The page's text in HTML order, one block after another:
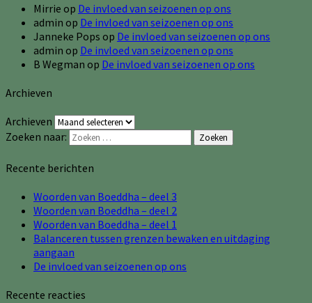
Mirrie op De invloed van seizoenen op ons
admin op De invloed van seizoenen op ons
Janneke Pops op De invloed van seizoenen op ons
admin op De invloed van seizoenen op ons
B Wegman op De invloed van seizoenen op ons
Archieven
Archieven
Zoeken naar:
Zoeken
Recente berichten
Woorden van Boeddha – deel 3
Woorden van Boeddha – deel 2
Woorden van Boeddha – deel 1
Balanceren tussen grenzen bewaken en uitdaging
aangaan
De invloed van seizoenen op ons
Recente reacties